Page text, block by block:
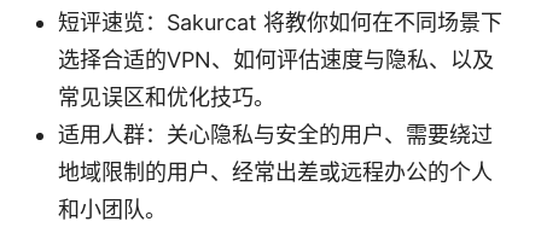
短评速览：Sakurcat 将教你如何在不同场景下
选择合适的VPN、如何评估速度与隐私、以及
常见误区和优化技巧。
适用人群：关心隐私与安全的用户、需要绕过
地域限制的用户、经常出差或远程办公的个人
和小团队。